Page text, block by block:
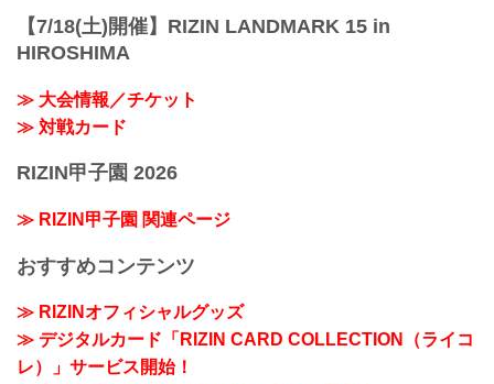
【7/18(土)開催】RIZIN LANDMARK 15 in
HIROSHIMA
≫ 大会情報／チケット
≫ 対戦カード
RIZIN甲子園 2026
≫ RIZIN甲子園 関連ページ
おすすめコンテンツ
≫ RIZINオフィシャルグッズ
≫ デジタルカード「RIZIN CARD COLLECTION（ライコ
レ）」サービス開始！